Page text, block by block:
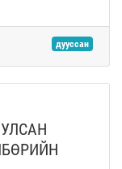
дууссан